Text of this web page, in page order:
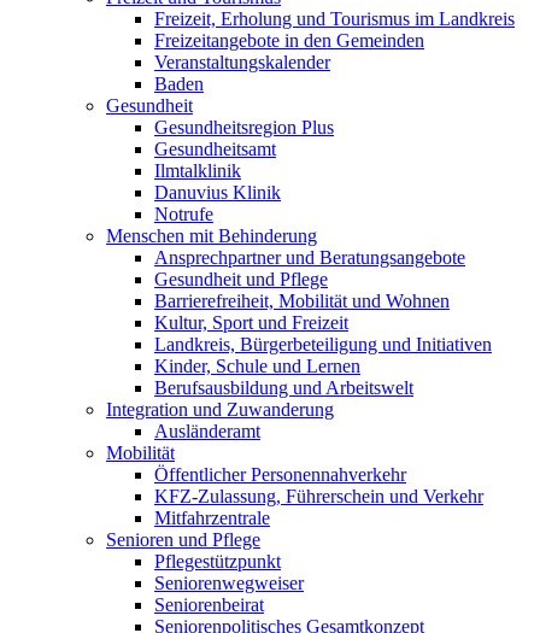
Freizeit, Erholung und Tourismus im Landkreis
Freizeitangebote in den Gemeinden
Veranstaltungskalender
Baden
Gesundheit
Gesundheitsregion Plus
Gesundheitsamt
Ilmtalklinik
Danuvius Klinik
Notrufe
Menschen mit Behinderung
Ansprechpartner und Beratungsangebote
Gesundheit und Pflege
Barrierefreiheit, Mobilität und Wohnen
Kultur, Sport und Freizeit
Landkreis, Bürgerbeteiligung und Initiativen
Kinder, Schule und Lernen
Berufsausbildung und Arbeitswelt
Integration und Zuwanderung
Ausländeramt
Mobilität
Öffentlicher Personennahverkehr
KFZ-Zulassung, Führerschein und Verkehr
Mitfahrzentrale
Senioren und Pflege
Pflegestützpunkt
Seniorenwegweiser
Seniorenbeirat
Seniorenpolitisches Gesamtkonzept